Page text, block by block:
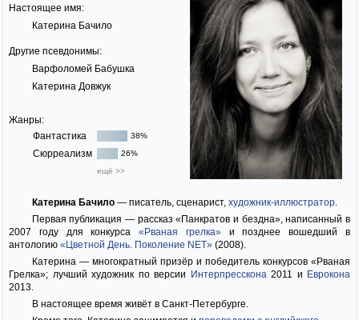
Настоящее имя:
Катерина Бачило
Другие псевдонимы:
Варфоломей Бабушка
Катерина Довжук
Жанры:
Фантастика
38%
Сюрреализм
26%
ещё >>
Катерина Бачило— писатель, сценарист, художник-иллюстратор.
Первая публикация — рассказ «Панкратов и бездна», написанный в
2007 году для конкурса«Рваная грелка»и позднее вошедший в
антологию «Цветной День. Поколение NET» (2008).
Катерина — многократный призёр и победитель конкурсов «Рваная
Грелка»; лучший художник по версии
Интерпресскона2011 и Еврокона
2013.
В настоящее время живёт в Санкт-Петербурге.